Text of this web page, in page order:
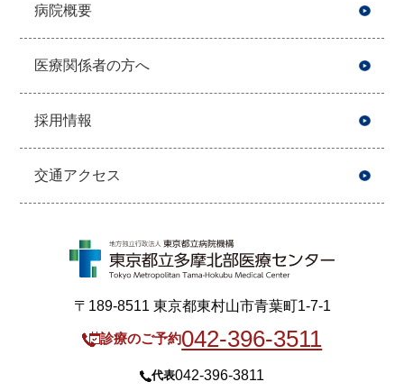
病院概要
医療関係者の方へ
採用情報
交通アクセス
〒189-8511 東京都東村山市青葉町1-7-1
診療のご予約042-396-3511
代表042-396-3811